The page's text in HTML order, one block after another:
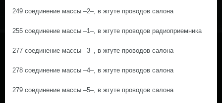
249 соединение массы –2–, в жгуте проводов салона
255 соединение массы –1–, в жгуте проводов радиоприемника
277 соединение массы –3–, в жгуте проводов салона
278 соединение массы –4–, в жгуте проводов салона
279 соединение массы –5–, в жгуте проводов салона